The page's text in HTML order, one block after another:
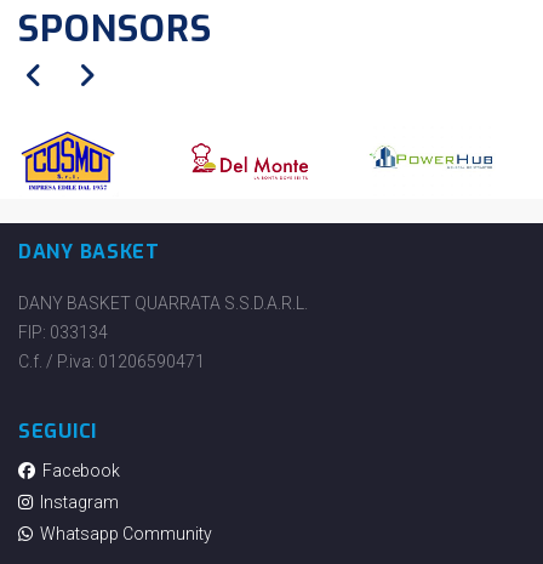
SPONSORS
DANY BASKET
DANY BASKET QUARRATA S.S.D.A.R.L.
FIP: 033134
C.f. / P.iva: 01206590471
SEGUICI
Facebook
Instagram
Whatsapp Community